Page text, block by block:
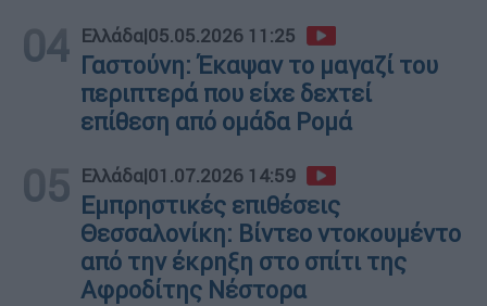
04 Ελλάδα|05.05.2026 11:25
Γαστούνη: Έκαψαν το μαγαζί του
περιπτερά που είχε δεχτεί
επίθεση από ομάδα Ρομά
05 Ελλάδα|01.07.2026 14:59
Εμπρηστικές επιθέσεις
Θεσσαλονίκη: Βίντεο ντοκουμέντο
από την έκρηξη στο σπίτι της
Αφροδίτης Νέστορα